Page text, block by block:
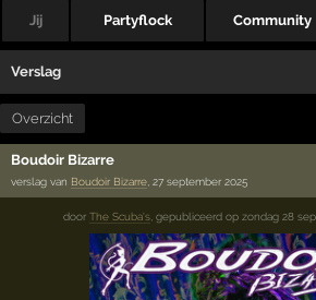
Jij Partyflock Community
Verslag
Overzicht
Boudoir Bizarre
verslag van Boudoir Bizarre, 27 september 2025
door The Scuba's gepubliceerd op zondag 28